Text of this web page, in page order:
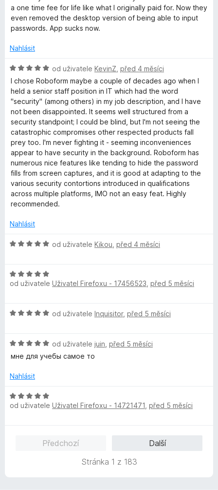
c
e
n
:
z
5
a one time fee for life like what I originally paid for. Now they
even removed the desktop version of being able to input
passwords. App sucks now.
Nahlásit
H
o
d
n
o
c
e
n
:
5
z
5
od uživatele KevinZ před 4 měsíci
I chose Roboform maybe a couple of decades ago when I
held a senior staff position in IT which had the word
"security" (among others) in my job description, and I have
not been disappointed. It seems well structured from a
security standpoint; I could be blind, but I'm not seeing the
catastrophic compromises other respected products fall
prey too. I'm never fighting it - seeming inconveniences
appear to have security in the background. Roboform has
numerous nice features like tending to hide the password
fills from screen captures, and it is good at adapting to the
various security contortions introduced in qualifications
across multiple platforms, IMO not an easy feat. Highly
recommended.
Nahlásit
H
n
o
n
5
z
od uživatele Kikou před 4 měsíci
H
o
o
n
5
5
od uživatele Uživatel Firefoxu - 17456523 před 5 měsíci
H
n
o
e
í
:
od uživatele Inquisitor, před 5 měsíci
H
o
n
c
e
od uživatele juin před 5 měsíci
мне для учебы самое то
Nahlásit
H
o
od uživatele Uživatel Firefoxu - 14721471 před 5 měsíci
Předchozí
Další
Stránka 1 z 183